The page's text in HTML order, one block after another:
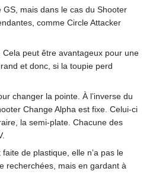
GS, mais dans le cas du Shooter
comme Circle Attacker
peut être avantageux pour une
et donc, si la toupie perd
changer la pointe. À l’inverse du
Change Alpha est fixe. Celui-ci
la semi-plate. Chacune des
de plastique, elle n’a pas le
recherchées, mais en gardant à